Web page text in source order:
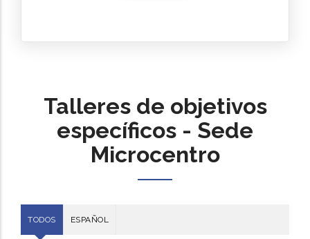
Talleres de objetivos
específicos - Sede
Microcentro
TODOS ESPAÑOL